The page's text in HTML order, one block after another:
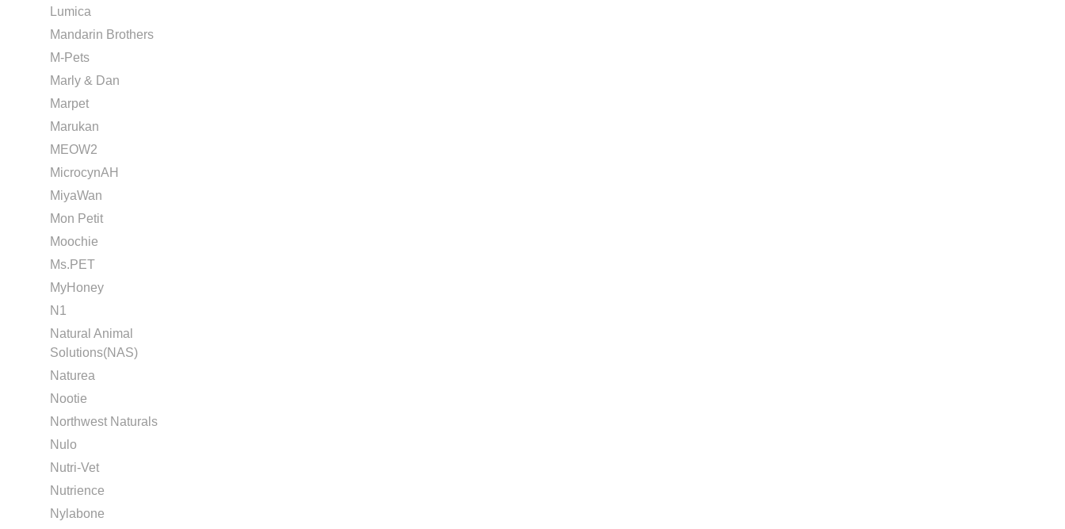
Lumica
Mandarin Brothers
M-Pets
Marly & Dan
Marpet
Marukan
MEOW2
MicrocynAH
MiyaWan
Mon Petit
Moochie
Ms.PET
MyHoney
N1
Natural Animal
Solutions(NAS)
Naturea
Nootie
Northwest Naturals
Nulo
Nutri-Vet
Nutrience
Nylabone